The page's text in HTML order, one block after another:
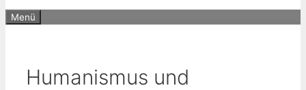
Menü
Humanismus und